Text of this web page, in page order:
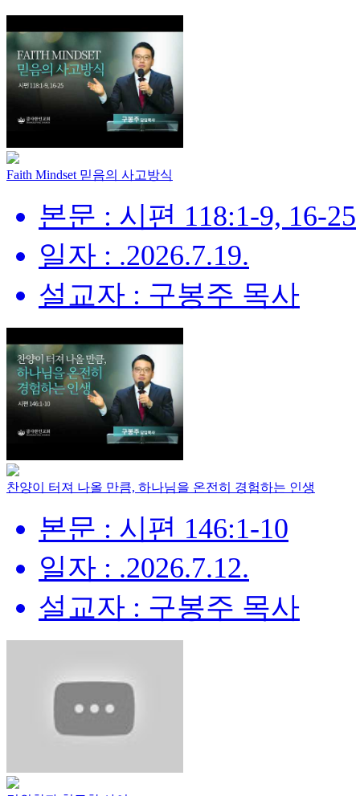
Faith Mindset 믿음의 사고방식
본문 : 시편 118:1-9, 16-25
일자 : .2026.7.19.
설교자 : 구봉주 목사
찬양이 터져 나올 만큼, 하나님을 온전히 경험하는 인생
본문 : 시편 146:1-10
일자 : .2026.7.12.
설교자 : 구봉주 목사